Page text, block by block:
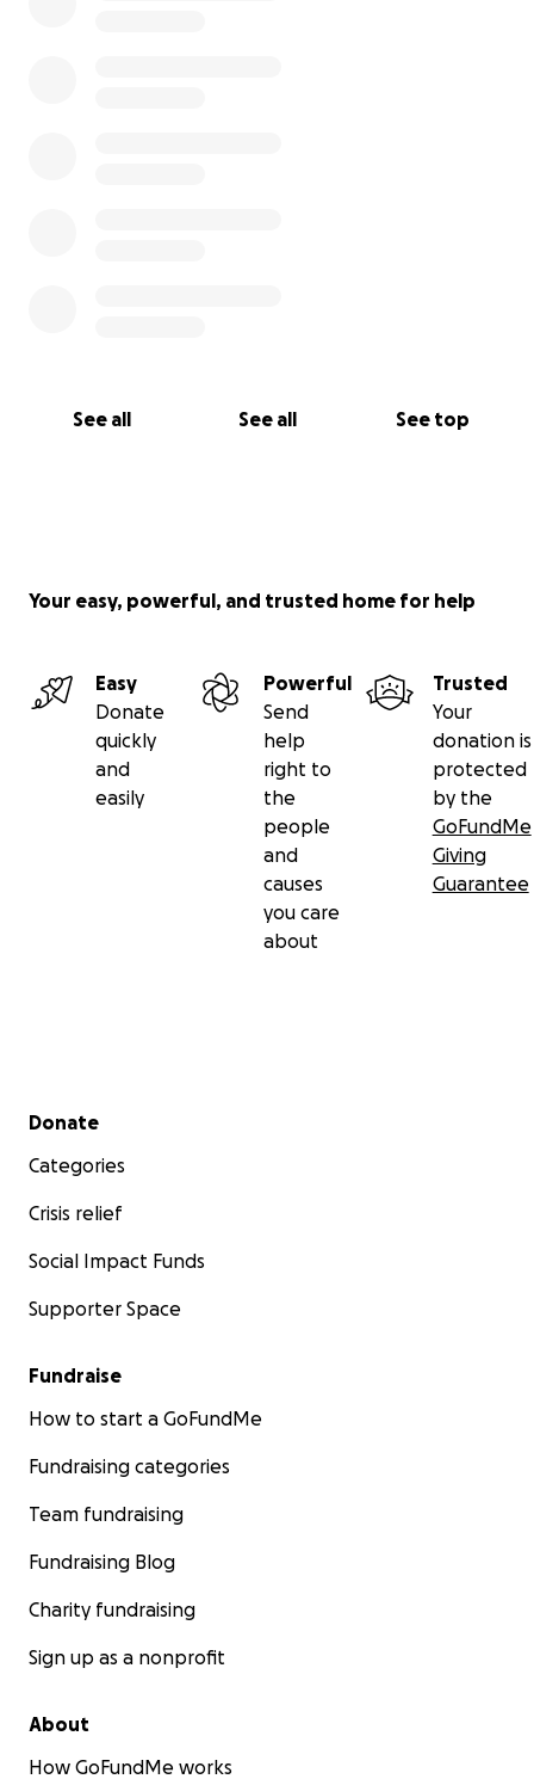
See all See all See top
Your easy, powerful, and trusted home for help
Easy
Donate
quickly
and
easily
Powerful
Send
help
right to
the
people
and
causes
you care
about
Trusted
Your
donation is
protected
by the
GoFundMe
Giving
Guarantee
Secondary menu
Donate
Categories
Crisis relief
Social Impact Funds
Supporter Space
Fundraise
How to start a GoFundMe
Fundraising categories
Team fundraising
Fundraising Blog
Charity fundraising
Sign up as a nonprofit
About
How GoFundMe works